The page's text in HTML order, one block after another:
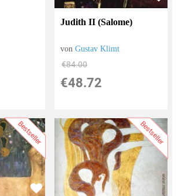
Judith II (Salome)
vonGustav Klimt
€84.00
€48.72
Bestseller Bestseller